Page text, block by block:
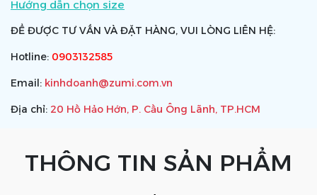
Hướng dẫn chọn size
ĐỂ ĐƯỢC TƯ VẤN VÀ ĐẶT HÀNG, VUI LÒNG LIÊN HỆ:
Hotline: 0903132585
Email: kinhdoanh@zumi.com.vn
Địa chỉ: 20 Hồ Hảo Hớn, P. Cầu Ông Lãnh, TP.HCM
THÔNG TIN SẢN PHẨM